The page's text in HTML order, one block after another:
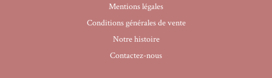
Mentions légales
Conditions générales de vente
Notre histoire
Contactez-nous